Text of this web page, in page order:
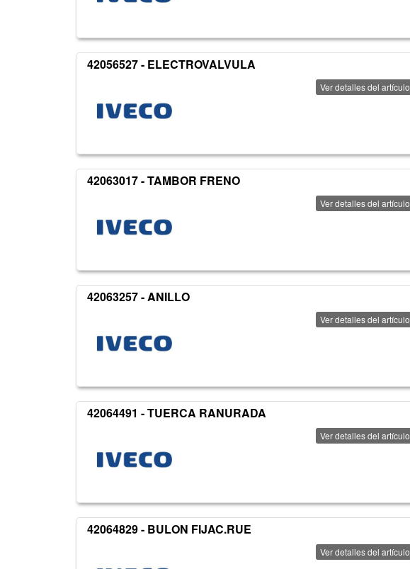
42056527 - ELECTROVALVULA
Ver detalles del artículo
42063017 - TAMBOR FRENO
Ver detalles del artículo
42063257 - ANILLO
Ver detalles del artículo
42064491 - TUERCA RANURADA
Ver detalles del artículo
42064829 - BULON FIJAC.RUE
Ver detalles del artículo